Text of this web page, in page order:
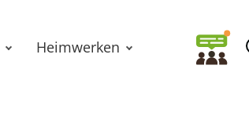
Heimwerken